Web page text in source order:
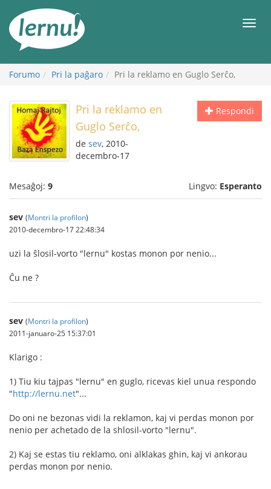
enhavo
Forumo Pri la paĝaro Pri la reklamo en Guglo Serĉo,
Respondi
Pri la reklamo en
Guglo Serĉo,
de sev, 2010-
decembro-17
Mesaĝoj: 9 Lingvo: Esperanto
sev (Montri la profilon)
2010-decembro-17 22:48:34
uzi la ŝlosil-vorto "lernu" kostas monon por nenio...
Ĉu ne ?
sev (Montri la profilon)
2011-januaro-25 15:37:01
Klarigo :
1) Tiu kiu tajpas "lernu" en guglo, ricevas kiel unua respondo
"http://lernu.net"...
Do oni ne bezonas vidi la reklamon, kaj vi perdas monon por
nenio per achetado de la shlosil-vorto "lernu".
2) Kaj se estas tiu reklamo, oni alklakas ghin, kaj vi ankorau
perdas monon por nenio.